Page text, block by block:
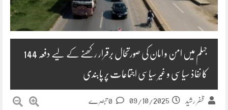
جہلم میں امن و امان کی صورتحال برقرار رکھنے کے لیے دفعہ 144
کا نفاذ سیاسی و غیر سیاسی اجتماعات پر پابندی
ظفر رشید 09/10/2025